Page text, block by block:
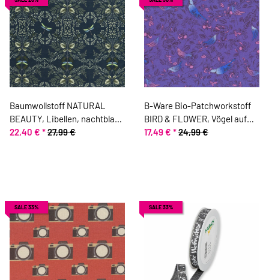
Baumwollstoff NATURAL
BEAUTY, Libellen, nachtblau,
ring a roses
22,40 € *27,99 €
B-Ware Bio-Patchworkstoff
BIRD & FLOWER, Vögel auf
Rosenzweigen, lila-aquablau,
17,49 € *24,99 €
SALE 33% SALE 33%